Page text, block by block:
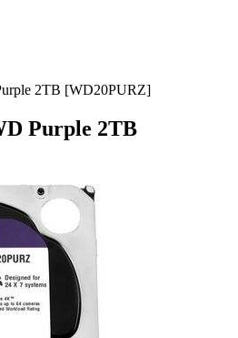
2TB [WD20PURZ]
Purple 2TB